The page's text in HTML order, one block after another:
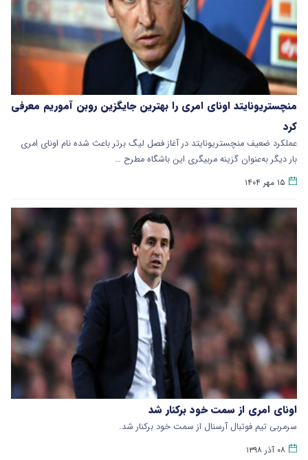
منچستریونایتد اونای امری را بهترین جایگزین روبن آموریم معرفی
کرد
عملکرد ضعیف منچستریونایتد در آغاز فصل لیگ برتر باعث شده نام اونای امری
بار دیگر به‌عنوان گزینه مربیگری این باشگاه مطرح …
۱۵ مهر ۱۴۰۴
اونای امری از سمت خود برکنار شد
سرمربی تیم فوتبال آرسنال از سمت خود برکنار شد.
۰۸ آذر ۱۳۹۸